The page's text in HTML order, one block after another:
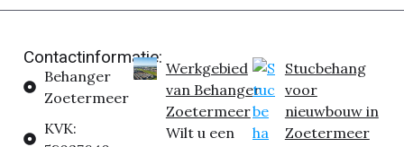
Contactinformatie:
Behanger
Zoetermeer
KVK:
Werkgebied
van Behanger
Zoetermeer
Wilt u een
Stucbehang
voor
nieuwbouw in
Zoetermeer